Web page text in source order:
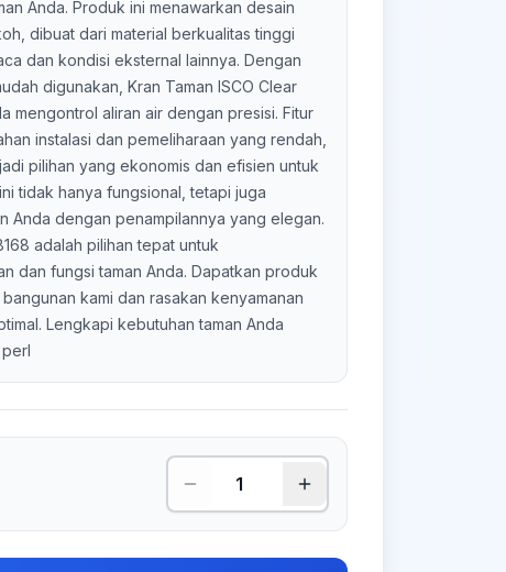
Anda. Produk ini menawarkan desain
dibuat dari material berkualitas tinggi
dan kondisi eksternal lainnya. Dengan
digunakan, Kran Taman ISCO Clear
mengontrol aliran air dengan presisi. Fitur
instalasi dan pemeliharaan yang rendah,
pilihan yang ekonomis dan efisien untuk
tidak hanya fungsional, tetapi juga
Anda dengan penampilannya yang elegan.
adalah pilihan tepat untuk
dan fungsi taman Anda. Dapatkan produk
kami dan rasakan kenyamanan
Lengkapi kebutuhan taman Anda